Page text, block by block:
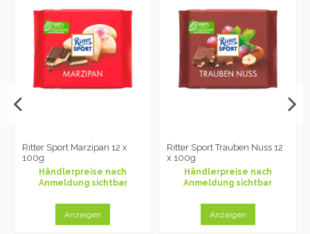
Ritter Sport Marzipan 12 x
100g
Händlerpreise nach
Anmeldung sichtbar
Anzeigen
Ritter Sport Trauben Nuss 12
x 100g
Händlerpreise nach
Anmeldung sichtbar
Anzeigen